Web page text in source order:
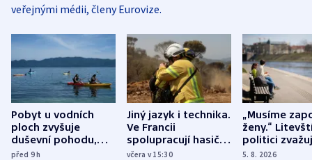
veřejnými médii, členy Eurovize.
Pobyt u vodních
ploch zvyšuje
duševní pohodu,
ukázala
před 9h
Jiný jazyk i technika.
Ve Francii
spolupracují hasiči z
různých zemí
včera v 15:30
„Musíme
ženy.“
politici
dohodu o
5. 8. 2026